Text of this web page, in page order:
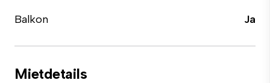
Balkon
Ja
Mietdetails